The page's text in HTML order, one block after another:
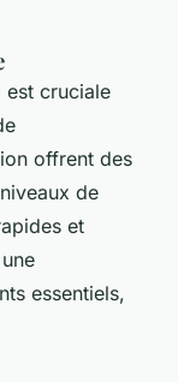
est cruciale
offrent des
de
et
essentiels,